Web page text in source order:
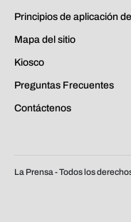
Principios de aplicación
Mapa del sitio
Kiosco
Preguntas Frecuentes
Contáctenos
La Prensa - Todos los